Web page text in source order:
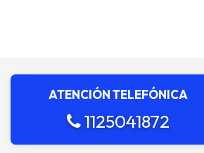
ATENCIÓN TELEFÓNICA
1125041872